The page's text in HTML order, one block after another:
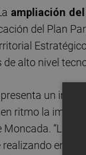
ampliación
del Plan
de alto nivel
presenta un
ritmo la
Moncada. “La
en el